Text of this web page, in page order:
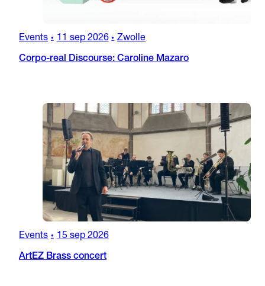
Events • 11 sep 2026 • Zwolle
Corpo-real Discourse: Caroline Mazaro
Events • 15 sep 2026
ArtEZ Brass concert